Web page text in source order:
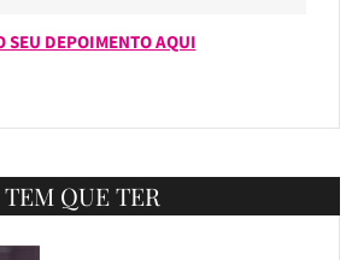
SEU DEPOIMENTO AQUI
TEM QUE TER